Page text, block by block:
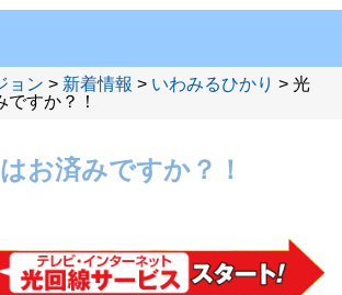
ョン > 新着情報 > いわみるひかり > 光
すか？！
お済みですか？！